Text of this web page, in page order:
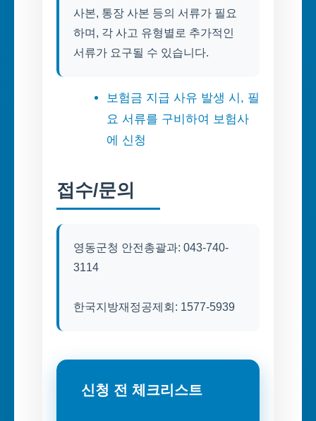
사본, 통장 사본 등의 서류가 필요
하며, 각 사고 유형별로 추가적인
서류가 요구될 수 있습니다.
보험금 지급 사유 발생 시, 필
요 서류를 구비하여 보험사
에 신청
접수/문의
영동군청 안전총괄과: 043-740-
3114
한국지방재정공제회: 1577-5939
신청 전 체크리스트